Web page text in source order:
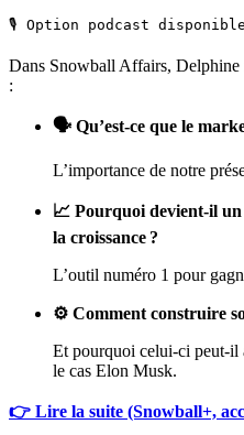
🎙️ Option podcast disponible
Dans Snowball Affairs, Delphine
:
🗣️ Qu’est-ce que le
L’importance de notre
📈 Pourquoi devient-il
la croissance ?
L’outil numéro 1 pour
⚙️ Comment construire
Et pourquoi celui-ci peut-il
le cas Elon Musk.
👉 Lire la suite (Snowball+,